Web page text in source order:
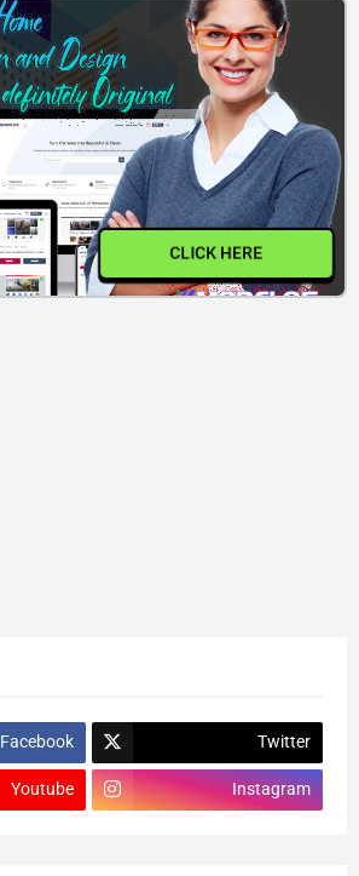
CLICK HERE
Facebook Twitter
Youtube Instagram